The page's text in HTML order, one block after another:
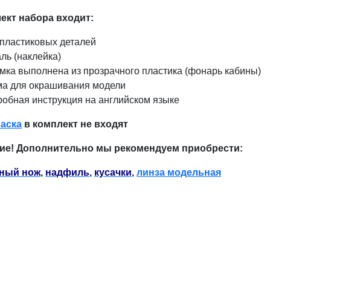
набора входит:
деталей
(наклейка)
выполнена из прозрачного пластика (фонарь кабины)
для окрашивания модели
инструкция на английском языке
в комплект не входят
Дополнительно мы рекомендуем приобрести:
нож, надфиль, кусачки, линза модельная